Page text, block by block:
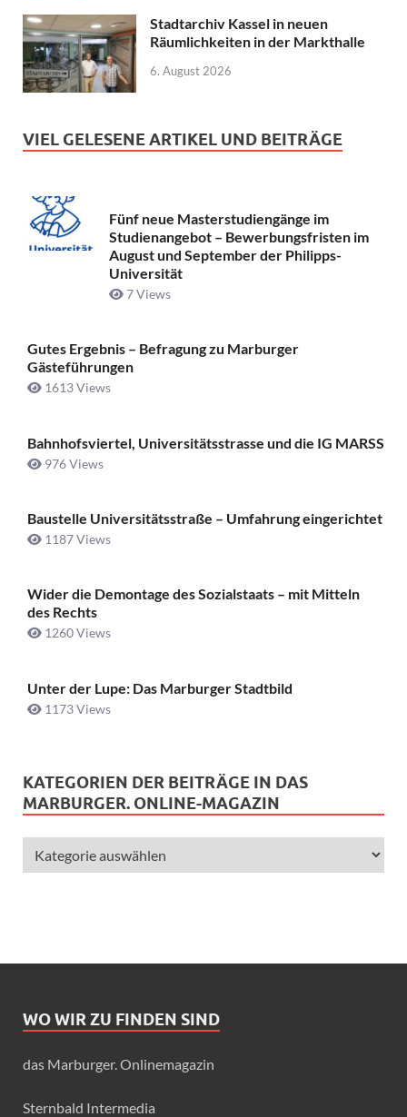
Stadtarchiv Kassel in neuen
Räumlichkeiten in der Markthalle
6. August 2026
VIEL GELESENE ARTIKEL UND BEITRÄGE
Fünf neue Masterstudiengänge im
Studienangebot – Bewerbungsfristen im
August und September der Philipps-
Universität
7 Views
Gutes Ergebnis – Befragung zu Marburger
Gästeführungen
1613 Views
Bahnhofsviertel, Universitätsstrasse und die IG MARSS
976 Views
Baustelle Universitätsstraße ­– Umfahrung eingerichtet
1187 Views
Wider die Demontage des Sozialstaats – mit Mitteln
des Rechts
1260 Views
Unter der Lupe: Das Marburger Stadtbild
1173 Views
KATEGORIEN DER BEITRÄGE IN DAS
MARBURGER. ONLINE-MAGAZIN
WO WIR ZU FINDEN SIND
das Marburger. Onlinemagazin
Sternbald Intermedia